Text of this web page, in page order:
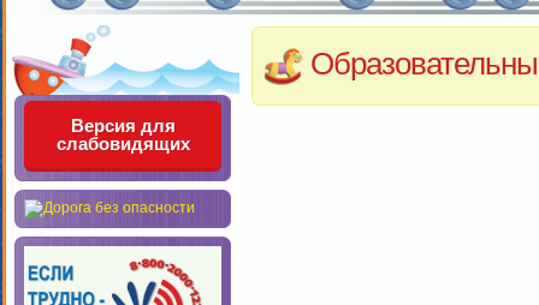
Версия для
слабовидящих